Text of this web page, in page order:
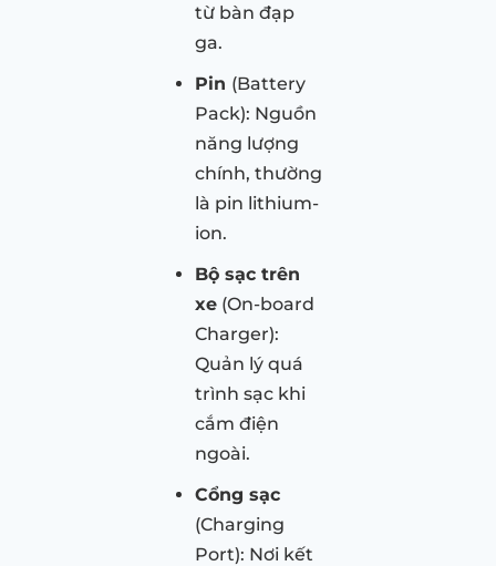
từ bàn đạp
ga.
Pin (Battery
Pack): Nguồn
năng lượng
chính, thường
là pin lithium-
ion.
Bộ sạc trên
xe (On-board
Charger):
Quản lý quá
trình sạc khi
cắm điện
ngoài.
Cổng sạc
(Charging
Port): Nơi kết